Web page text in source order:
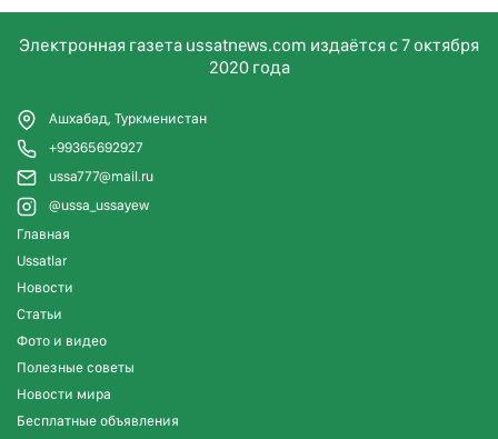
Электронная газета ussatnews.com издаётся с 7 октября
2020 года
Ашхабад, Туркменистан
+99365692927
ussa777@mail.ru
@ussa_ussayew
Главная
Ussatlar
Новости
Статьи
Фото и видео
Полезные советы
Новости мира
Бесплатные объявления